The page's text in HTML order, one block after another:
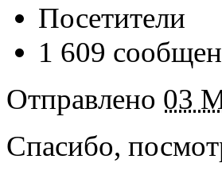
Посетители
1 609
Отправлено 03
Спасибо,